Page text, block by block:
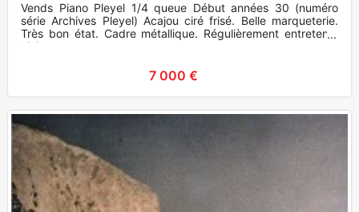
Vends Piano Pleyel 1/4 queue Début années 30 (numéro
série Archives Pleyel) Acajou ciré frisé. Belle marqueterie.
Très bon état. Cadre métallique. Régulièrement entretenu.
Visi
7 000 €